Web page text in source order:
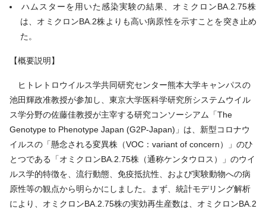
ハムスターを用いた感染実験の結果、オミクロンBA.2.75株
は、オミクロンBA.2株よりも高い病原性を示すことを突き止め
た。
【概要説明】
ヒトレトロウイルス学共同研究センター熊本大学キャンパスの
池田輝政准教授が参加し、東京大学医科学研究所システムウイル
ス学分野の佐藤佳教授が主宰する研究コンソーシアム「The
Genotype to Phenotype Japan (G2P-Japan)」は、新型コロナウ
イルスの「懸念される変異株（VOC：variant of concern）」のひ
とつである「オミクロンBA.2.75株（通称ケンタウロス）」のウイ
ルス学的特徴を、流行動態、免疫抵抗性、および実験動物への病
原性等の観点から明らかにしました。まず、統計モデリング解析
により、オミクロンBA.2.75株の実効再生産数は、オミクロンBA.2